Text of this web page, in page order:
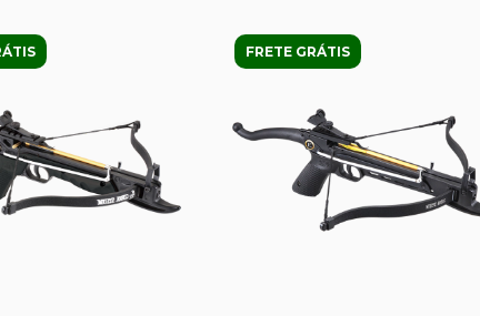
FRETE GRÁTIS